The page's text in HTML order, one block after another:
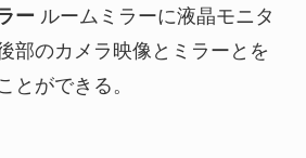
ー ルームミラーに液晶モニタ
部のカメラ映像とミラーとを
とができる。